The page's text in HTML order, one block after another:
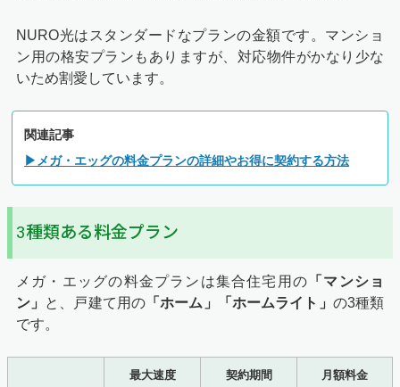
NURO光はスタンダードなプランの金額です。マンショ
ン用の格安プランもありますが、対応物件がかなり少な
いため割愛しています。
関連記事
▶メガ・エッグの料金プランの詳細やお得に契約する方法
3種類ある料金プラン
メガ・エッグの料金プランは集合住宅用の 「マンショ
ン」
と、戸建て用の 「ホーム」「ホームライト」 の3種類
です。
最大速度 契約期間 月額料金